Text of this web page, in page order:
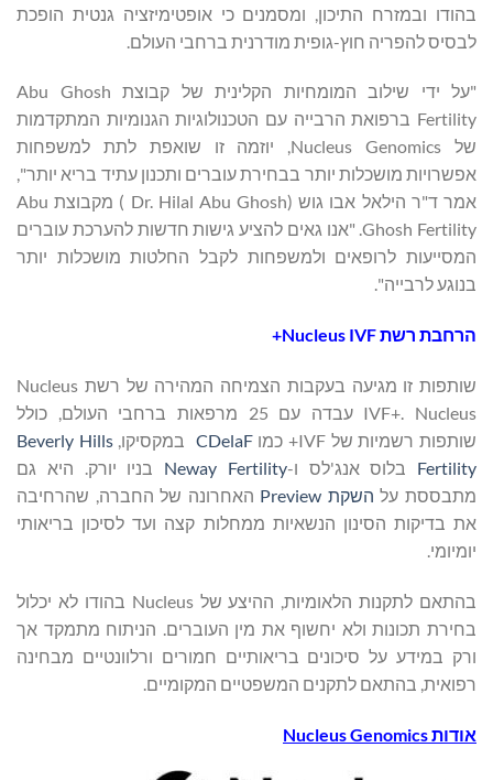
בהודו ובמזרח התיכון, ומסמנים כי אופטימיזציה גנטית הופכת
לבסיס להפריה חוץ-גופית מודרנית ברחבי העולם.
"על ידי שילוב המומחיות הקלינית של קבוצת Abu Ghosh
Fertility ברפואת הרבייה עם הטכנולוגיות הגנומיות המתקדמות
של Nucleus Genomics, יוזמה זו שואפת לתת למשפחות
אפשרויות מושכלות יותר בבחירת עוברים ותכנון עתיד בריא יותר",
אמר ד"ר הילאל אבו גוש (Dr. Hilal Abu Ghosh ) מקבוצת Abu
Ghosh Fertility. "אנו גאים להציע גישות חדשות להערכת עוברים
המסייעות לרופאים ולמשפחות לקבל החלטות מושכלות יותר
בנוגע לרבייה".
הרחבת רשתNucleus IVF+
שותפות זו מגיעה בעקבות הצמיחה המהירה של רשת Nucleus
IVF+. Nucleus עבדה עם 25 מרפאות ברחבי העולם, כולל
שותפות רשמיות של IVF+ כמו
CDelaF במקסיקו,Beverly Hills
Fertility בלוס אנג'לס ו-Neway Fertility בניו יורק. היא גם
מתבססת על השקת Preview האחרונה של החברה, שהרחיבה
את בדיקות הסינון הנשאיות ממחלות קצה ועד לסיכון בריאותי
יומיומי.
בהתאם לתקנות הלאומיות, ההיצע של Nucleus בהודו לא יכלול
בחירת תכונות ולא יחשוף את מין העוברים. הניתוח מתמקד אך
ורק במידע על סיכונים בריאותיים חמורים ורלוונטיים מבחינה
רפואית, בהתאם לתקנים המשפטיים המקומיים.
אודותNucleus Genomics